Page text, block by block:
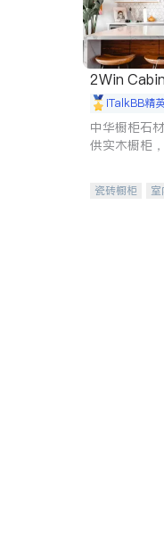
2Win
iTalkBB精
中华橱柜石
供实木橱柜
机。品质厨
瓷砖橱柜